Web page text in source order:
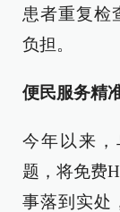
患者重复检
负担。
便民服务精
今年以来
题，将免费
事落到实处